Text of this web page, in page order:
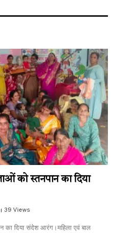
को स्तनपान का दिया
39 Views
का दिया संदेश आरंग।महिला एवं बाल